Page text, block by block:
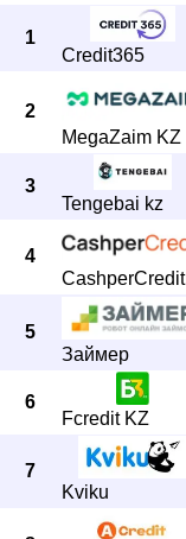
1
Credit365
2
MegaZaim KZ
3
Tengebai kz
4
CashperCredit
5
Займер
6
Fcredit KZ
7
Kviku